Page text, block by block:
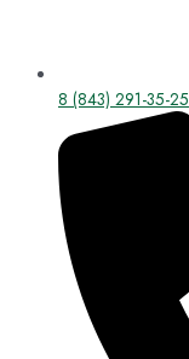
8 (843) 291-35-25